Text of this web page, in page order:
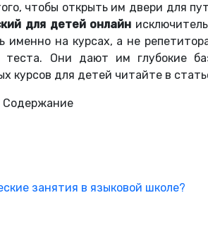
чтобы открыть им двери для
для детей онлайн
на курсах, а не
Они дают им глубокие
курсов для детей читайте в
Содержание
занятия в языковой школе?